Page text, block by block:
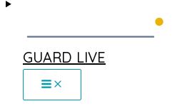
GUARD LIVE